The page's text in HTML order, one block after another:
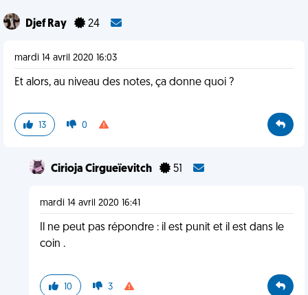
Djef Ray 24
mardi 14 avril 2020 16:03
Et alors, au niveau des notes, ça donne quoi ?
13 0
Cirioja Cirgueïevitch 51
mardi 14 avril 2020 16:41
Il ne peut pas répondre : il est punit et il est dans le
coin .
10 3